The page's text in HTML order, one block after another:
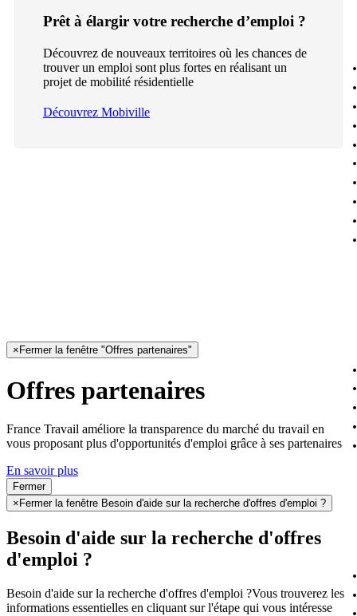
Prêt à élargir votre recherche d’emploi ?
Découvrez de nouveaux territoires où les chances de
trouver un emploi sont plus fortes en réalisant un
projet de mobilité résidentielle
Découvrez Mobiville
× Fermer la fenêtre "Offres partenaires"
Offres partenaires
France Travail améliore la transparence du marché du travail en
vous proposant plus d'opportunités d'emploi grâce à ses partenaires
En savoir plus
Fermer
× Fermer la fenêtre Besoin d'aide sur la recherche d'offres d'emploi ?
Besoin d'aide sur la recherche d'offres
d'emploi ?
Besoin d'aide sur la recherche d'offres d'emploi ?Vous trouverez les
informations essentielles en cliquant sur l'étape qui vous intéresse